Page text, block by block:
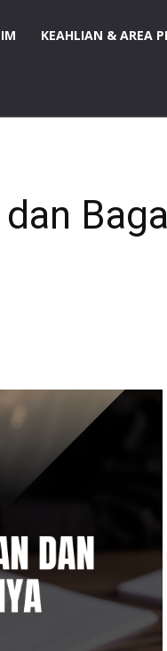
KEAHLIAN & AREA